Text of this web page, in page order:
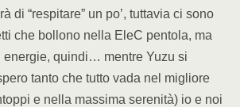
di “respitare” un po’, tuttavia ci sono
che bollono nella EleC pentola, ma
energie, quindi… mentre Yuzu si
tanto che tutto vada nel migliore
e nella massima serenità) io e noi